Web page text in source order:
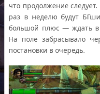
что продолжение
раз в неделю будут
большой плюс — ждать в
На поле забрасывало
постановки в очередь.